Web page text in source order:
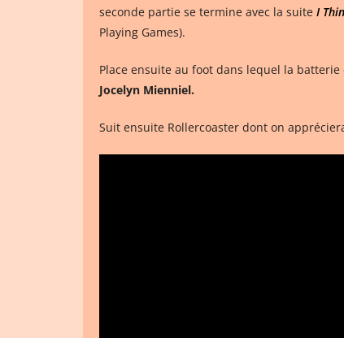
seconde partie se termine avec la suite I
Playing Games).
Place ensuite au foot dans lequel la
Jocelyn Mienniel.
Suit ensuite Rollercoaster dont on